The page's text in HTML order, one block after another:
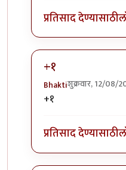
प्रतिसाद देण्यासाठी
+१
Bhaktiशुक्रवार, 12/08/
In reply to
+१
प्रतिसाद देण्यासाठी